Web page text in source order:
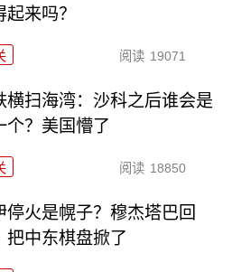
起来吗？
阅读 19071
横扫海湾：沙科之后谁会是
个？美国懵了
阅读 18850
停火是幌子？穆杰塔巴回
把中东棋盘掀了